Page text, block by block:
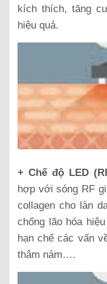
kích thích, tăng
hiệu quả.
+ Chế độ LED
hợp với sóng RF
collagen cho làn
chống lão hóa
hạn chế các vấn
thâm nám….